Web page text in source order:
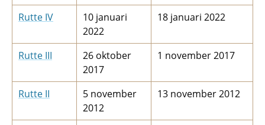
Rutte IV
10 januari
2022
18 januari 2022
Rutte III
26 oktober
2017
1 november 2017
Rutte II
5 november
2012
13 november 2012